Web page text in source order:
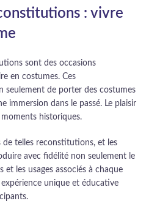
: vivre
sont des occasions
en costumes. Ces
seulement de porter des costumes
immersion dans le passé. Le plaisir
moments historiques.
de telles reconstitutions, et les
avec fidélité non seulement le
et les usages associés à chaque
unique et éducative